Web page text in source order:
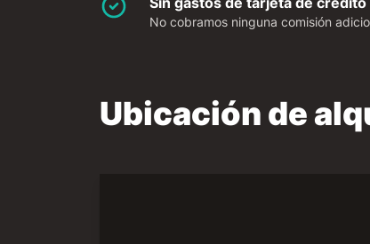
No cobramos ninguna comisión
Ubicación de